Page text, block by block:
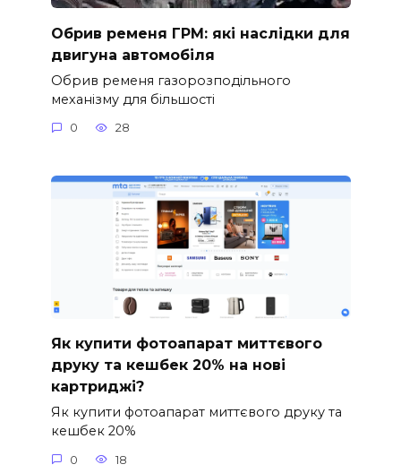
Обрив ременя ГРМ: які наслідки для
двигуна автомобіля
Обрив ременя газорозподільного
механізму для більшості
0 28
Як купити фотоапарат миттєвого
друку та кешбек 20% на нові
картриджі?
Як купити фотоапарат миттєвого друку та
кешбек 20%
0 18